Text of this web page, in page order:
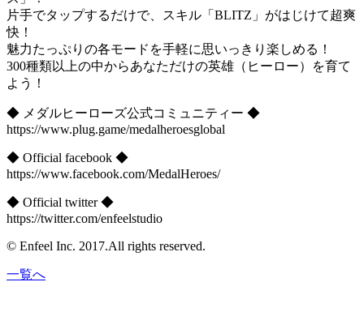
片手でタップするだけで、スキル「BLITZ」がはじけて超爽
快！
魅力たっぷりの各モードを手軽に思いっきり楽しめる！
300種類以上の中からあなただけの英雄（ヒーロー）を育て
よう！
◆ メダルヒーローズ公式コミュニティー ◆
https://www.plug.game/medalheroesglobal
◆ Official facebook ◆
https://www.facebook.com/MedalHeroes/
◆ Official twitter ◆
https://twitter.com/enfeelstudio
©︎ Enfeel Inc. 2017.All rights reserved.
一覧へ